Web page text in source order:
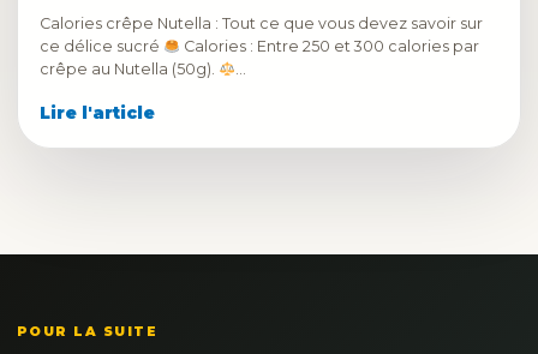
Calories crêpe Nutella : Tout ce que vous devez savoir sur
ce délice sucré
Calories : Entre 250 et 300 calories par
crêpe au Nutella (50g).
…
Lire l'article
POUR LA SUITE